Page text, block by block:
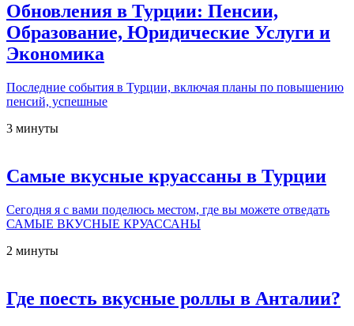
Обновления в Турции: Пенсии,
Образование, Юридические Услуги и
Экономика
Последние события в Турции, включая планы по повышению
пенсий, успешные
3 минуты
Самые вкусные круассаны в Турции
Сегодня я с вами поделюсь местом, где вы можете отведать
САМЫЕ ВКУСНЫЕ КРУАССАНЫ
2 минуты
Где поесть вкусные роллы в Анталии?